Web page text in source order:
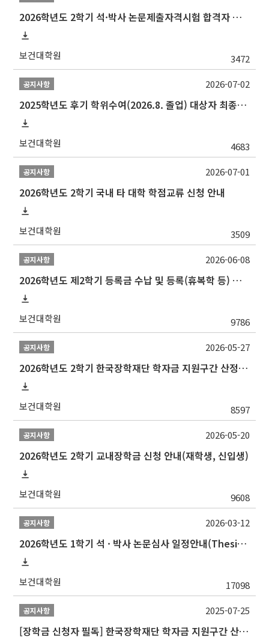
2026학년도 2학기 석·박사 논문제출자격시험 합격자 공고(TSQ Exam Result)
보건대학원 3472
공지사항
2025학년도 후기 학위수여(2026.8. 졸업) 대상자 최종인준 논문 제출 안내
보건대학원 4683
2026-07-02
공지사항
2026학년도 2학기 국내 타 대학 학점교류 신청 안내
보건대학원 3509
2026-07-01
공지사항
2026학년도 제2학기 등록금 수납 및 등록(휴복학 등) 일정 안내
보건대학원 9786
2026-06-08
공지사항
2026학년도 2학기 한국장학재단 학자금 지원구간 산정 신청 안내
보건대학원 8597
2026-05-27
공지사항
2026학년도 2학기 교내장학금 신청 안내(재학생, 신입생)
보건대학원 9608
2026-05-20
공지사항
2026학년도 1학기 석 · 박사 논문심사 일정안내(Thesis Defense Schedules)
보건대학원 17098
2026-03-12
공지사항
[장학금 신청자 필독] 한국장학재단 학자금 지원구간 산정 권고
2025-07-25